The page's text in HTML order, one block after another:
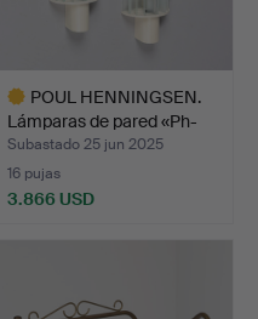
POUL HENNINGSEN.
Lámparas de pared «Ph-
Lá…
Subastado 25 jun 2025
16 pujas
3.866 USD